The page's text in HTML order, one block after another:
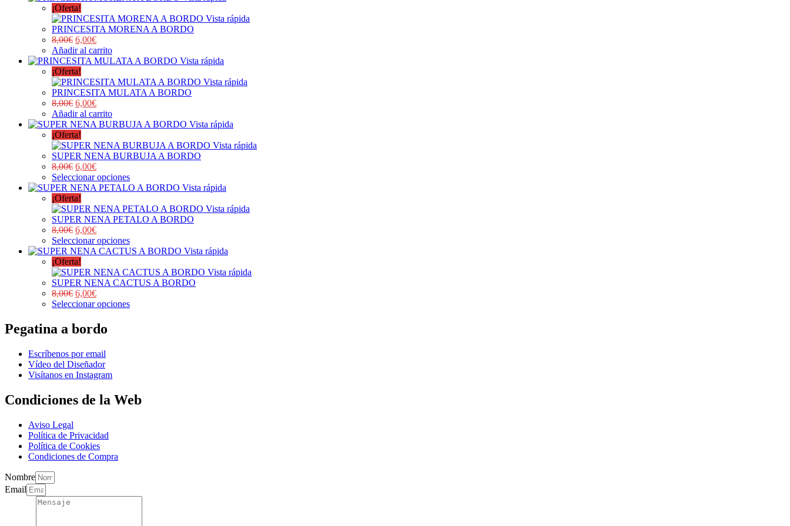
¡Oferta!
Vista rápida
PRINCESITA MORENA A BORDO
8,00€ 6,00€
Añadir al carrito
Vista rápida
¡Oferta!
Vista rápida
PRINCESITA MULATA A BORDO
8,00€ 6,00€
Añadir al carrito
Vista rápida
¡Oferta!
Vista rápida
SUPER NENA BURBUJA A BORDO
8,00€ 6,00€
Seleccionar opciones
Vista rápida
¡Oferta!
Vista rápida
SUPER NENA PETALO A BORDO
8,00€ 6,00€
Seleccionar opciones
Vista rápida
¡Oferta!
Vista rápida
SUPER NENA CACTUS A BORDO
8,00€ 6,00€
Seleccionar opciones
Pegatina a bordo
Escríbenos por email
Vídeo del Diseñador
Visítanos en Instagram
Condiciones de la Web
Aviso Legal
Política de Privacidad
Política de Cookies
Condiciones de Compra
Nombre
Email